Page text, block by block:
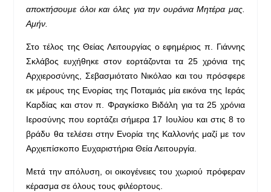
αποκτήσουμε όλοι και όλες για την ουράνια Μητέρα μας.
Αμήν.
Στο τέλος της Θείας Λειτουργίας ο εφημέριος π. Γιάννης
Σκλάβος ευχήθηκε στον εορτάζονται τα 25 χρόνια της
Αρχιεροσύνης, Σεβασμιότατο Νικόλαο και του πρόσφερε
εκ μέρους της Ενορίας της Ποταμιάς μία εικόνα της Ιεράς
Καρδίας και στον π. Φραγκίσκο Βιδάλη για τα 25 χρόνια
Ιεροσύνης που εορτάζει σήμερα 17 Ιουλίου και στις 8 το
βράδυ θα τελέσει στην Ενορία της Καλλονής μαζί με τον
Αρχιεπίσκοπο Ευχαριστήρια Θεία Λειτουργία.
Μετά την απόλυση, οι οικογένειες του χωριού πρόφεραν
κέρασμα σε όλους τους φιλέορτους.